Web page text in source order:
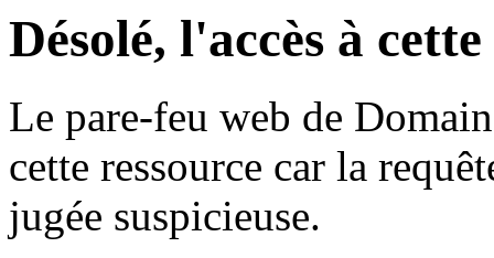
Désolé, l'accès à
Le pare-feu web de
cette ressource car la
jugée suspicieuse.